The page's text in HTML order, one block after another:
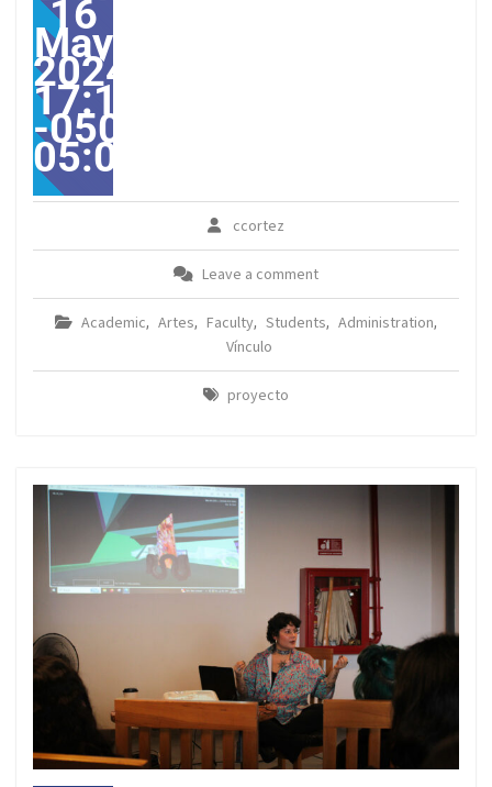
16
May
2024
17:11:00
-0500-
05:00America/
ccortez
Leave a comment
Academic, Artes, Faculty, Students, Administration,
Vínculo
proyecto